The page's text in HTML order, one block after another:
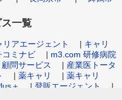
一覧
アエージェント | キャリ
コミナビ | m3.com 研修病院
問サービス | 産業医トータ
| 薬キャリ | 薬キャリ
＋ | 登販エージェント
|